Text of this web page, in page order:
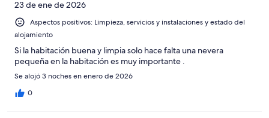
23 de ene de 2026
Aspectos positivos: Limpieza, servicios y instalaciones y estado del
alojamiento
Si la habitación buena y limpia solo hace falta una nevera
pequeña en la habitación es muy importante .
Se alojó 3 noches en enero de 2026
0